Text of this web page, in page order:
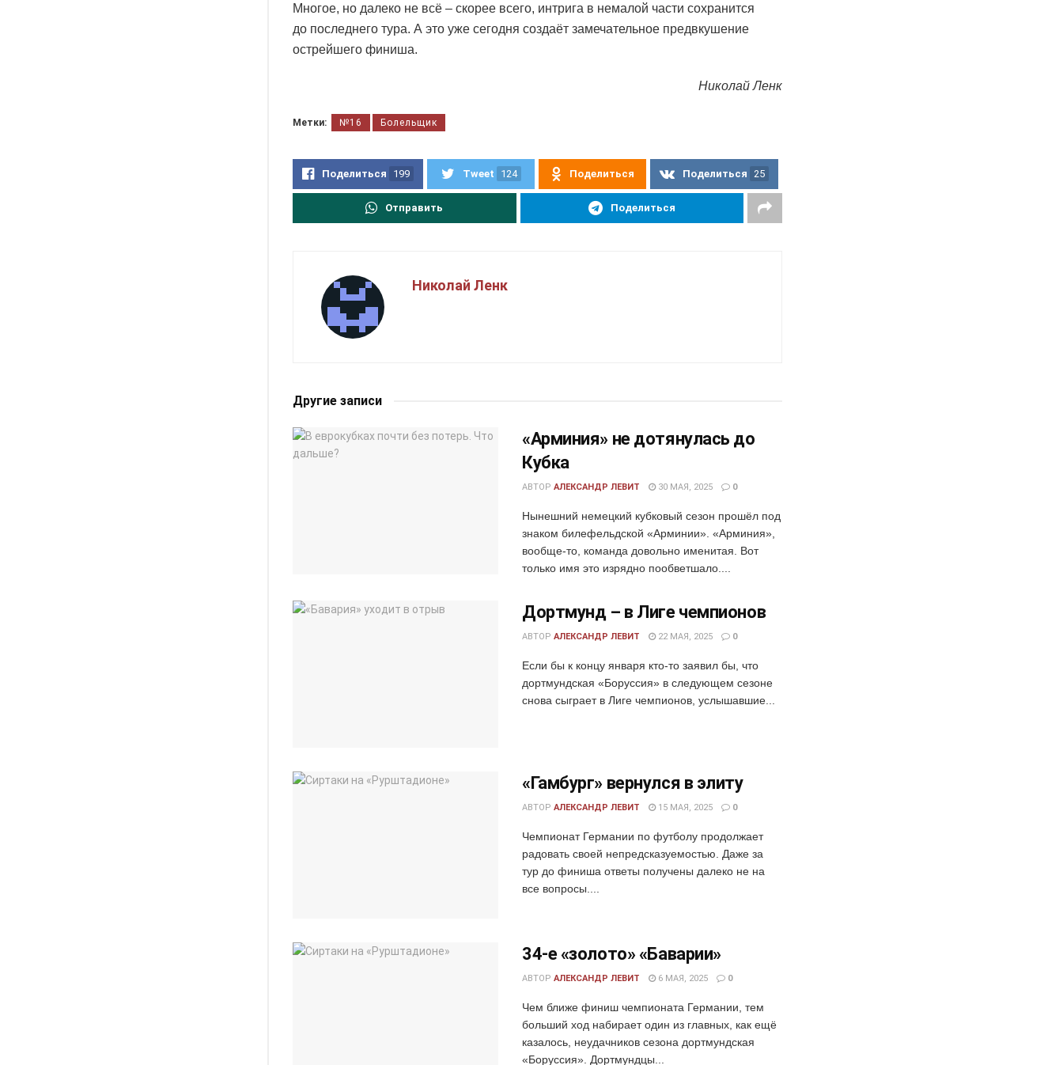
Многое, но далеко не всё – скорее всего, интрига в немалой части сохранится
до последнего тура. А это уже сегодня создаёт замечательное предвкушение
острейшего финиша.
Николай Ленк
Метки: №16 Болельщик
Поделиться 199 Tweet 124 Поделиться Поделиться 25
Отправить Поделиться
Николай Ленк
Другие записи
«Арминия» не дотянулась до
Кубка
АВТОР АЛЕКСАНДР ЛЕВИТ 30 МАЯ, 2025 0
Нынешний немецкий кубковый сезон прошёл под
знаком билефельдской «Арминии». «Арминия»,
вообще-то, команда довольно именитая. Вот
только имя это изрядно пообветшало....
Дортмунд – в Лиге чемпионов
АВТОР АЛЕКСАНДР ЛЕВИТ 22 МАЯ, 2025 0
Если бы к концу января кто-то заявил бы, что
дортмундская «Боруссия» в следующем сезоне
снова сыграет в Лиге чемпионов, услышавшие...
«Гамбург» вернулся в элиту
АВТОР АЛЕКСАНДР ЛЕВИТ 15 МАЯ, 2025 0
Чемпионат Германии по футболу продолжает
радовать своей непредсказуемостью. Даже за
тур до финиша ответы получены далеко не на
все вопросы....
34-е «золото» «Баварии»
АВТОР АЛЕКСАНДР ЛЕВИТ 6 МАЯ, 2025 0
Чем ближе финиш чемпионата Германии, тем
больший ход набирает один из главных, как ещё
казалось, неудачников сезона дортмундская
«Боруссия». Дортмундцы...